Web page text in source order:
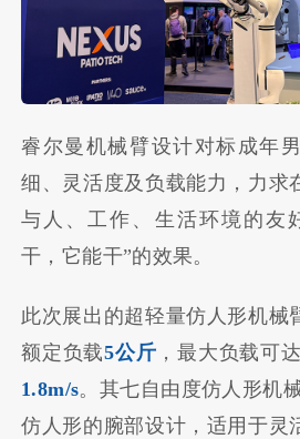
睿尔曼机械臂设计对标成年
细、灵活度及负载能力，力求
与人、工作、生活环境的友
干，它能干”的效果。
此次展出的超轻量仿人形机械
额定负载5公斤 ，最大负载可达
1.8m/s。其七自由度仿人形机
仿人形的腕部设计，适用于灵